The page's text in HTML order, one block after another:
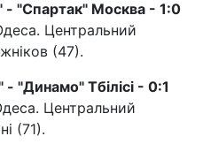
- "Спартак" Москва - 1:0
Центральний
(47).
"Динамо" Тбілісі - 0:1
Центральний
(71).